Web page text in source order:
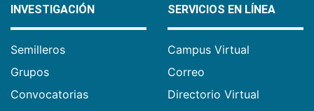
INVESTIGACIÓN
Semilleros
Grupos
Convocatorias
SERVICIOS EN LÍNEA
Campus Virtual
Correo
Directorio Virtual